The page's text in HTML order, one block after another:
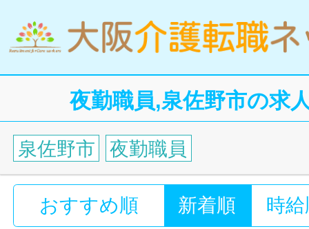
夜勤職員,泉佐野市の求
泉佐野市 夜勤職員
おすすめ順 新着順 時